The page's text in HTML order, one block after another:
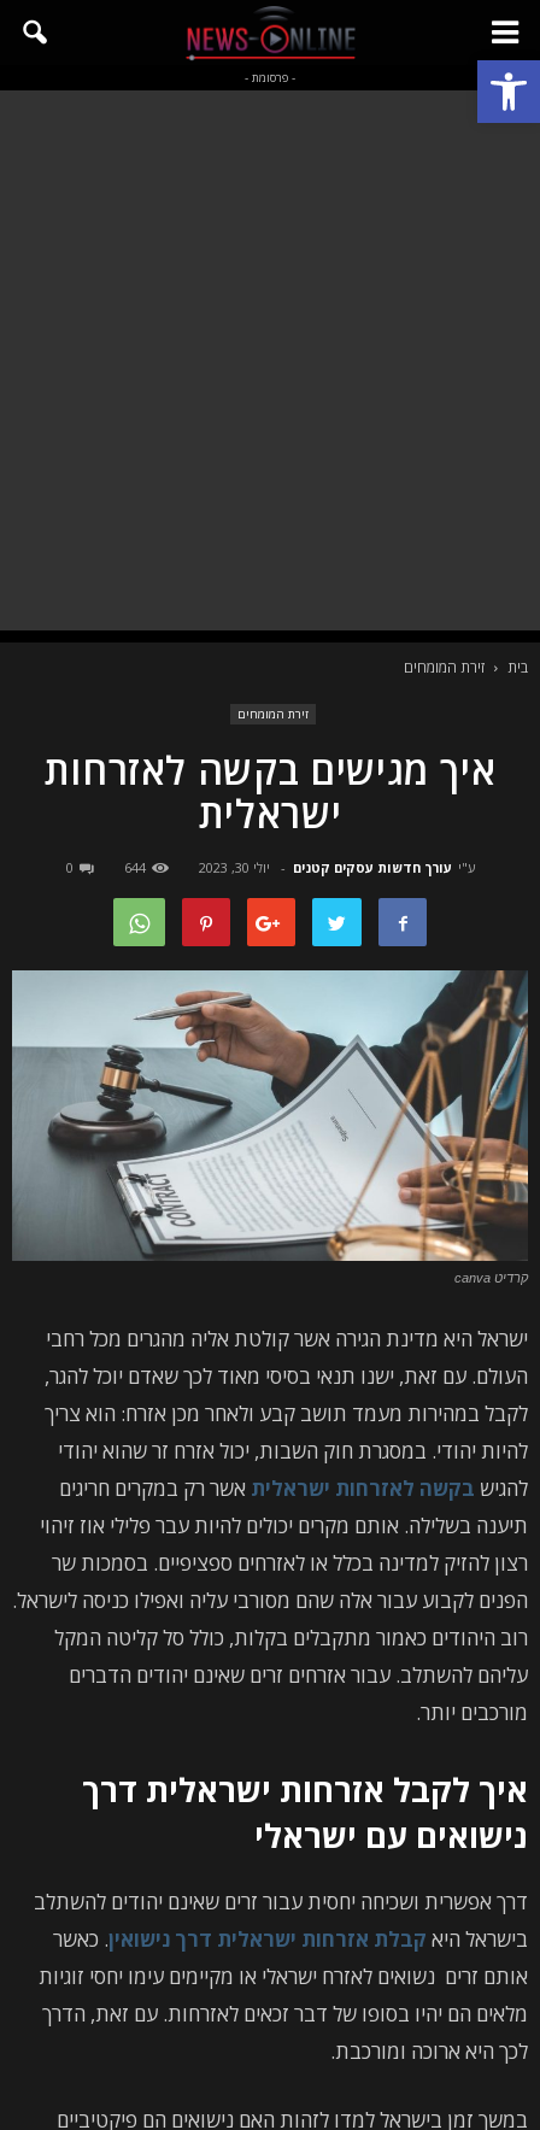
פתח סרגל נגישות - פרסומת -
בית זירת המומחים
זירת המומחים
איך מגישים בקשה לאזרחות
ישראלית
ע"י עורך חדשות עסקים קטנים - יולי 30, 2023 644
0
קרדיט canva
ישראל היא מדינת הגירה אשר קולטת אליה מהגרים מכל רחבי
העולם. עם זאת, ישנו תנאי בסיסי מאוד לכך שאדם יוכל להגר,
לקבל במהירות מעמד תושב קבע ולאחר מכן אזרח: הוא צריך
להיות יהודי. במסגרת חוק השבות, יכול אזרח זר שהוא יהודי
להגיש בקשה לאזרחות ישראלית אשר רק במקרים חריגים
תיענה בשלילה. אותם מקרים יכולים להיות עבר פלילי אוז זיהוי
רצון להזיק למדינה בכלל או לאזרחים ספציפיים. בסמכות שר
הפנים לקבוע עבור אלה שהם מסורבי עליה ואפילו כניסה לישראל.
רוב היהודים כאמור מתקבלים בקלות, כולל סל קליטה המקל
עליהם להשתלב. עבור אזרחים זרים שאינם יהודים הדברים
מורכבים יותר.
איך לקבל אזרחות ישראלית דרך
נישואים עם ישראלי
דרך אפשרית ושכיחה יחסית עבור זרים שאינם יהודים להשתלב
בישראל היא קבלת אזרחות ישראלית דרך נישואין. כאשר
אותם זרים נשואים לאזרח ישראלי או מקיימים עימו יחסי זוגיות
מלאים הם יהיו בסופו של דבר זכאים לאזרחות. עם זאת, הדרך
לכך היא ארוכה ומורכבת.
במשך זמן בישראל למדו לזהות האם נישואים הם פיקטיביים